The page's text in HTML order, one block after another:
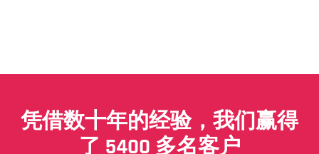
凭借数十年的经验，我们赢得
了 5400 多名客户